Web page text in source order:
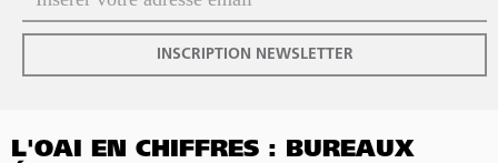
INSCRIPTION NEWSLETTER
L'OAI EN CHIFFRES : BUREAUX